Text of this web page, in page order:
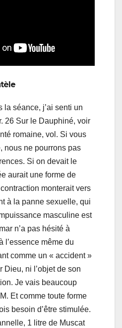
la séance, j’ai senti un
26 Sur le Dauphiné, voir
romaine, vol. Si vous
nous ne pourrons pas
Si on devait le
aurait une forme de
monterait vers
à la panne sexuelle, qui
masculine est
n’a pas hésité à
l’essence même du
comme un « accident »
Dieu, ni l’objet de son
Je vais beaucoup
Et comme toute forme
besoin d’être stimulée.
1 litre de Muscat